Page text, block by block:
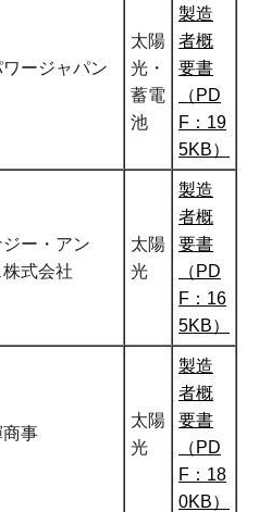
ージャパン
太陽
光・
蓄電
池
製造
者概
要書
（PD
F：19
5KB）
ー・アン
株式会社
太陽
光
製造
者概
要書
（PD
F：16
5KB）
事
太陽
光
製造
者概
要書
（PD
F：18
0KB）